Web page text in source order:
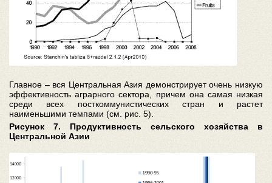
Главное – вся Центральная Азия демонстрирует очень низкую
эффективность аграрного сектора, причем она самая низкая
среди всех посткоммунистических стран и растет
наименьшими темпами (см. рис. 5).
Рисунок 7. Продуктивность сельского хозяйства в
Центральной Азии